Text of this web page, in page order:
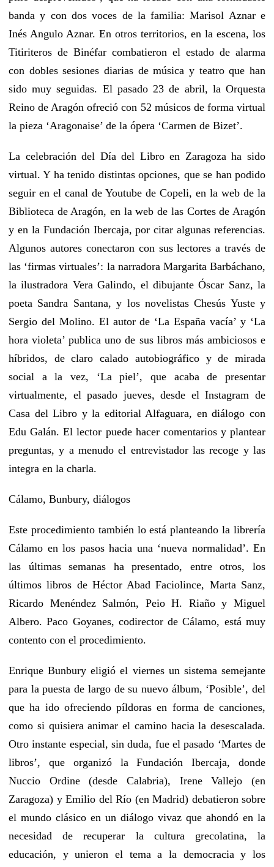
banda y con dos voces de la familia: Marisol Aznar e
Inés Angulo Aznar. En otros territorios, en la escena, los
Titiriteros de Binéfar combatieron el estado de alarma
con dobles sesiones diarias de música y teatro que han
sido muy seguidas. El pasado 23 de abril, la Orquesta
Reino de Aragón ofreció con 52 músicos de forma virtual
la pieza ‘Aragonaise’ de la ópera ‘Carmen de Bizet’.
La celebración del Día del Libro en Zaragoza ha sido
virtual. Y ha tenido distintas opciones, que se han podido
seguir en el canal de Youtube de Copeli, en la web de la
Biblioteca de Aragón, en la web de las Cortes de Aragón
y en la Fundación Ibercaja, por citar algunas referencias.
Algunos autores conectaron con sus lectores a través de
las ‘firmas virtuales’: la narradora Margarita Barbáchano,
la ilustradora Vera Galindo, el dibujante Óscar Sanz, la
poeta Sandra Santana, y los novelistas Chesús Yuste y
Sergio del Molino. El autor de ‘La España vacía’ y ‘La
hora violeta’ publica uno de sus libros más ambiciosos e
híbridos, de claro calado autobiográfico y de mirada
social a la vez, ‘La piel’, que acaba de presentar
virtualmente, el pasado jueves, desde el Instagram de
Casa del Libro y la editorial Alfaguara, en diálogo con
Edu Galán. El lector puede hacer comentarios y plantear
preguntas, y a menudo el entrevistador las recoge y las
integra en la charla.
Cálamo, Bunbury, diálogos
Este procedimiento también lo está planteando la librería
Cálamo en los pasos hacia una ‘nueva normalidad’. En
las últimas semanas ha presentado, entre otros, los
últimos libros de Héctor Abad Faciolince, Marta Sanz,
Ricardo Menéndez Salmón, Peio H. Riaño y Miguel
Albero. Paco Goyanes, codirector de Cálamo, está muy
contento con el procedimiento.
Enrique Bunbury eligió el viernes un sistema semejante
para la puesta de largo de su nuevo álbum, ‘Posible’, del
que ha ido ofreciendo píldoras en forma de canciones,
como si quisiera animar el camino hacia la desescalada.
Otro instante especial, sin duda, fue el pasado ‘Martes de
libros’, que organizó la Fundación Ibercaja, donde
Nuccio Ordine (desde Calabria), Irene Vallejo (en
Zaragoza) y Emilio del Río (en Madrid) debatieron sobre
el mundo clásico en un diálogo vivaz que ahondó en la
necesidad de recuperar la cultura grecolatina, la
educación, y unieron el tema a la democracia y los